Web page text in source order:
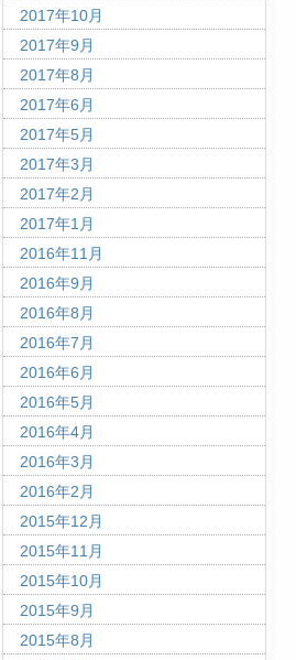
2017年10月
2017年9月
2017年8月
2017年6月
2017年5月
2017年3月
2017年2月
2017年1月
2016年11月
2016年9月
2016年8月
2016年7月
2016年6月
2016年5月
2016年4月
2016年3月
2016年2月
2015年12月
2015年11月
2015年10月
2015年9月
2015年8月